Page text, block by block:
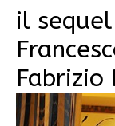
il
Fabrizio